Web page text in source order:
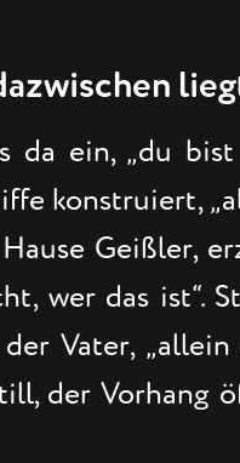
da ein, „du
konstruiert,
Geißler,
wer das ist“.
Vater,
der Vorhang